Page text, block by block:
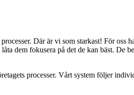
Där är vi som starkast! För oss
dem fokusera på det de kan bäst. De
processer. Vårt system följer